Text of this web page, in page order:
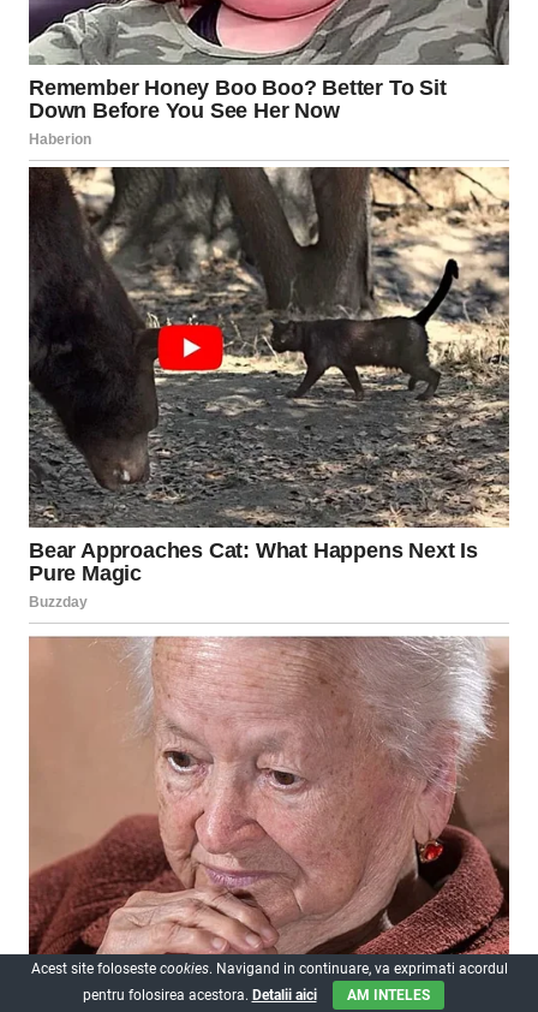
Acest site foloseste cookies. Navigand in continuare, va exprimati acordul
pentru folosirea acestora. Detalii aici AM INTELES